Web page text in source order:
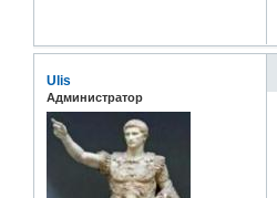
Ulis
Администратор